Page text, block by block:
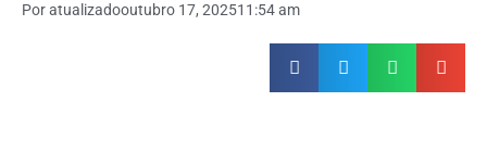
Poratualizadooutubro 17, 202511:54 am